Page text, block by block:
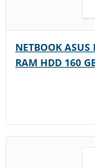
NETBOOK
RAM HDD 160